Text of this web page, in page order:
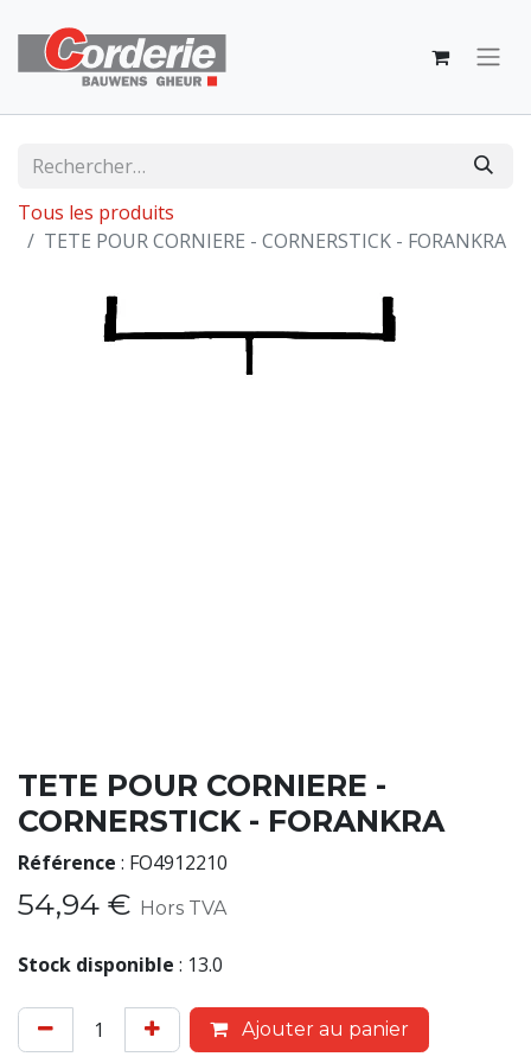
Tous les produits
TETE POUR CORNIERE - CORNERSTICK - FORANKRA
TETE POUR CORNIERE -
CORNERSTICK - FORANKRA
Référence : FO4912210
54,94 € Hors TVA
Stock disponible : 13.0
Ajouter au panier